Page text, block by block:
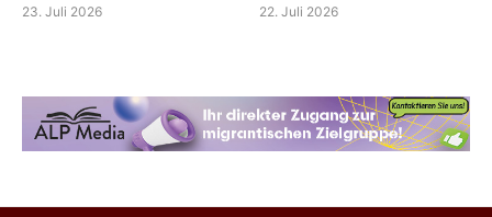
23. Juli 2026 22. Juli 2026